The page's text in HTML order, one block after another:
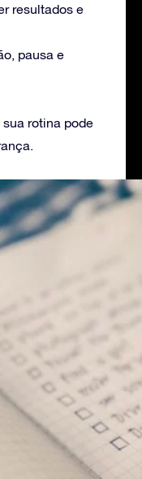
resultados e
pausa e
rotina pode